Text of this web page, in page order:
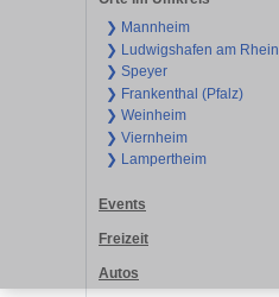
❯ Mannheim
❯ Ludwigshafen am Rhein
❯ Speyer
❯ Frankenthal (Pfalz)
❯ Weinheim
❯ Viernheim
❯ Lampertheim
Events
Freizeit
Autos